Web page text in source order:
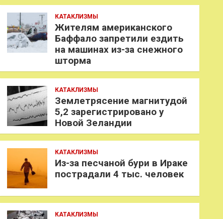
КАТАКЛИЗМЫ
Жителям американского
Баффало запретили ездить
на машинах из-за снежного
шторма
КАТАКЛИЗМЫ
Землетрясение магнитудой
5,2 зарегистрировано у
Новой Зеландии
КАТАКЛИЗМЫ
Из-за песчаной бури в Ираке
пострадали 4 тыс. человек
КАТАКЛИЗМЫ